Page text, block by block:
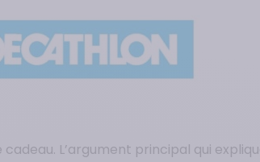
L’argument principal qui